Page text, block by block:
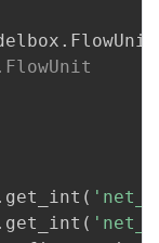
. FlowUnit
get_int (
get_int (